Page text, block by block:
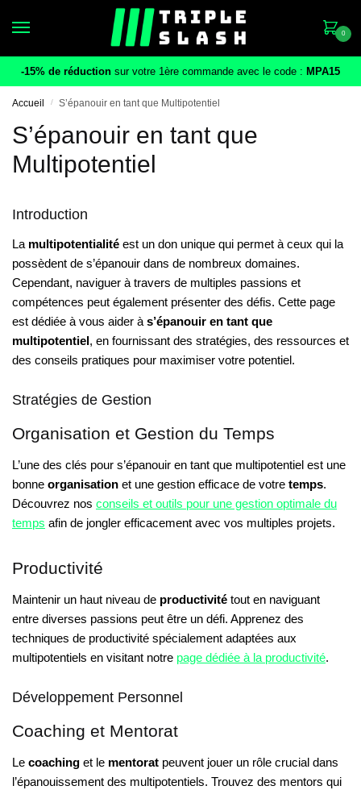
0
-15% de réduction sur votre 1ère commande avec le code : MPA15
Accueil / S’épanouir en tant que Multipotentiel
S’épanouir en tant que
Multipotentiel
Introduction
La multipotentialité est un don unique qui permet à ceux qui la
possèdent de s’épanouir dans de nombreux domaines.
Cependant, naviguer à travers de multiples passions et
compétences peut également présenter des défis. Cette page
est dédiée à vous aider à s’épanouir en tant que
multipotentiel, en fournissant des stratégies, des ressources et
des conseils pratiques pour maximiser votre potentiel.
Stratégies de Gestion
Organisation et Gestion du Temps
L’une des clés pour s’épanouir en tant que multipotentiel est une
bonne organisation et une gestion efficace de votre temps.
Découvrez nos conseils et outils pour une gestion optimale du
temps afin de jongler efficacement avec vos multiples projets.
Productivité
Maintenir un haut niveau de productivité tout en naviguant
entre diverses passions peut être un défi. Apprenez des
techniques de productivité spécialement adaptées aux
multipotentiels en visitant notre page dédiée à la productivité.
Développement Personnel
Coaching et Mentorat
Le coaching et le mentorat peuvent jouer un rôle crucial dans
l’épanouissement des multipotentiels. Trouvez des mentors qui